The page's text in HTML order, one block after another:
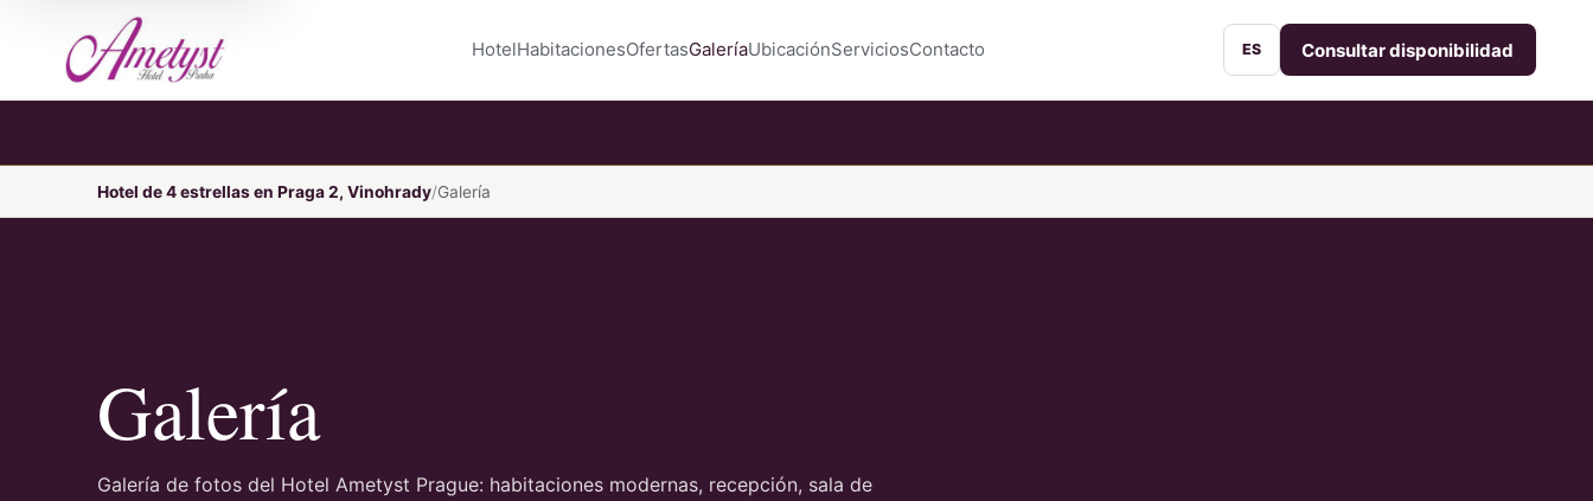
HotelHabitacionesOfertasGaleríaUbicaciónServiciosContacto ES Consultar disponibilidad
Hotel de 4 estrellas en Praga 2, Vinohrady Galería
Galería
Galería de fotos del Hotel Ametyst Prague: habitaciones modernas, recepción, sala de